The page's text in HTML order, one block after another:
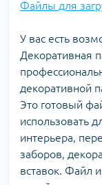
Файлы для
У вас есть
Декоративная
декоративной
Это готовый
использовать
интерьера,
заборов,
вставок. Файл